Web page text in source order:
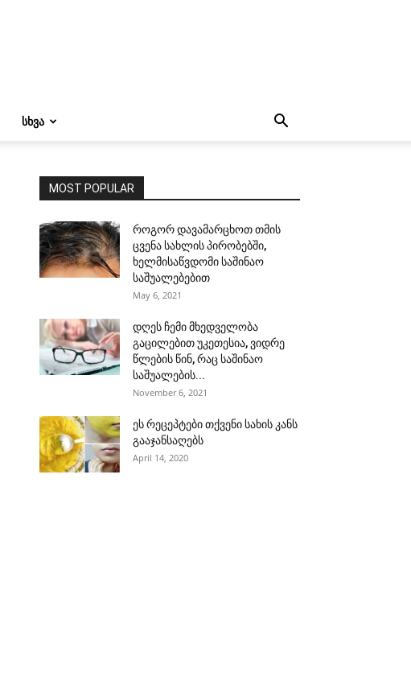
ᲡᲮᲕᲐ
MOST POPULAR
როგორ დავამარცხოთ თმის
ცვენა სახლის პირობებში,
ხელმისაწვდომი საშინაო
საშუალებებით
May 6, 2021
დღეს ჩემი მხედველობა
გაცილებით უკეთესია, ვიდრე
წლების წინ, რაც საშინაო
საშუალების...
November 6, 2021
ეს რეცეპტები თქვენი სახის კანს
გააჯანსაღებს
April 14, 2020